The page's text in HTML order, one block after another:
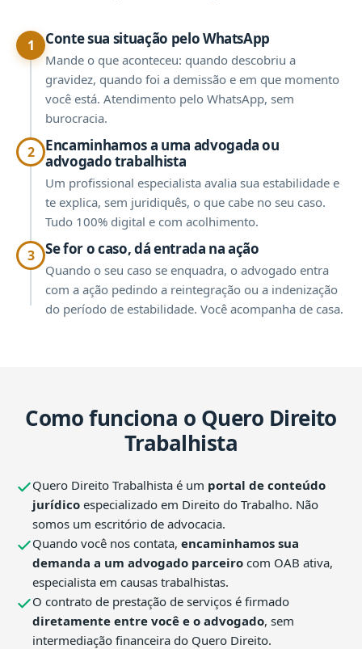
1 Conte sua situação pelo WhatsApp
Mande o que aconteceu: quando descobriu a
gravidez, quando foi a demissão e em que momento
você está. Atendimento pelo WhatsApp, sem
burocracia.
2
Encaminhamos a uma advogada ou
advogado trabalhista
Um profissional especialista avalia sua estabilidade e
te explica, sem juridiquês, o que cabe no seu caso.
Tudo 100% digital e com acolhimento.
3 Se for o caso, dá entrada na ação
Quando o seu caso se enquadra, o advogado entra
com a ação pedindo a reintegração ou a indenização
do período de estabilidade. Você acompanha de casa.
Como funciona o Quero Direito
Trabalhista
Quero Direito Trabalhista é um portal de conteúdo
jurídico especializado em Direito do Trabalho. Não
somos um escritório de advocacia.
Quando você nos contata, encaminhamos sua
demanda a um advogado parceiro com OAB ativa,
especialista em causas trabalhistas.
O contrato de prestação de serviços é firmado
diretamente entre você e o advogado, sem
intermediação financeira do Quero Direito.